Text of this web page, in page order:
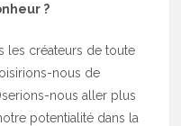
?
les créateurs de toute
nous de
nous aller plus
potentialité dans la